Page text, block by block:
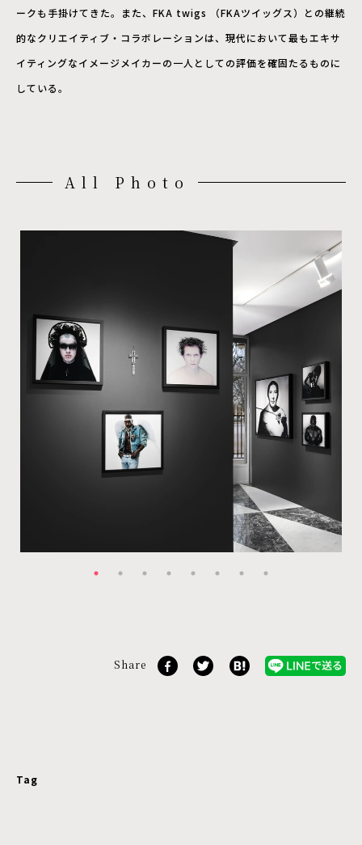
ークも手掛けてきた。また、FKA twigs （FKAツイッグス）との継続
的なクリエイティブ・コラボレーションは、現代において最もエキサ
イティングなイメージメイカーの一人としての評価を確固たるものに
している。
All Photo
Share
Tag